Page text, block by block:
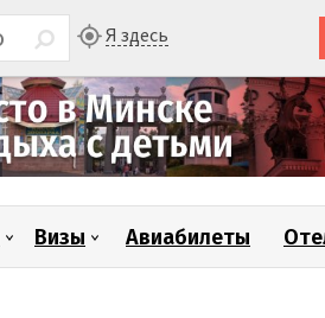
Я здесь
Визы Авиабилеты